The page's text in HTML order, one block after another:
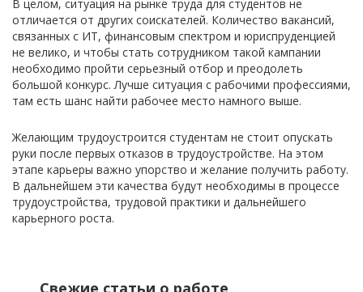
В целом, ситуация на рынке труда для студентов не
отличается от других соискателей. Количество вакансий,
связанных с ИТ, финансовым спектром и юриспруденцией
не велико, и чтобы стать сотрудником такой кампании
необходимо пройти серьезный отбор и преодолеть
большой конкурс. Лучше ситуация с рабочими профессиями,
там есть шанс найти рабочее место намного выше.
Желающим трудоустроится студентам не стоит опускать
руки после первых отказов в трудоустройстве. На этом
этапе карьеры важно упорство и желание получить работу.
В дальнейшем эти качества будут необходимы в процессе
трудоустройства, трудовой практики и дальнейшего
карьерного роста.